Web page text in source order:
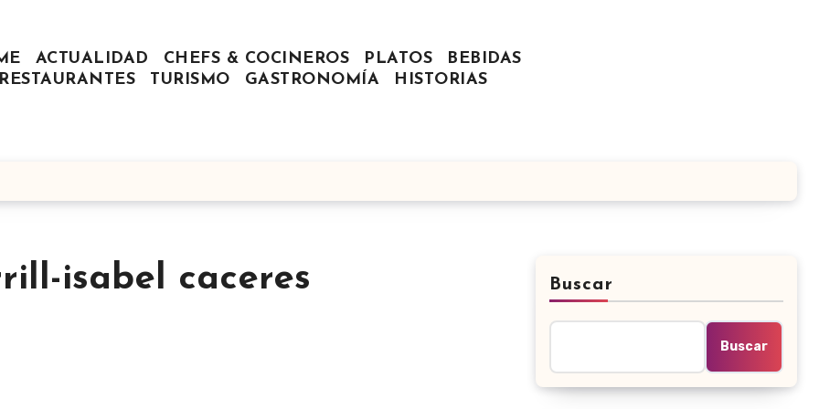
ACTUALIDAD CHEFS & COCINEROS PLATOS
BEBIDAS
RESTAURANTES
TURISMO GASTRONOMÍA HISTORIAS
isabel caceres Buscar
Buscar